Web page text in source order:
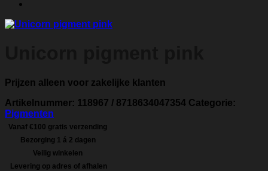
Prijzen alleen voor zakelijke klanten
Artikelnummer: 118967 / 8718634047354 Categorie:
Pigmenten
Vanaf €100 gratis verzending
Bezorging 1 á 2 dagen
Veilig winkelen
Levering op adres of afhalen